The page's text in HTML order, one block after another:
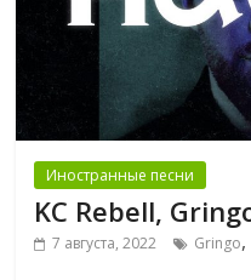
Иностранные песни
KC Rebell,
7 августа, 2022 Gringo,